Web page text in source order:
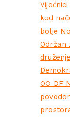
kod
bolje
Održan
OO DF